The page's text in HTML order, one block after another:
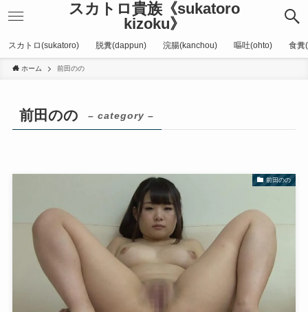
スカトロ貴族《sukatoro
kizoku》
スカトロ(sukatoro) 脱糞(dappun) 浣腸(kanchou) 嘔吐(ohto) 食糞
ホーム 前田のの
前田のの – category –
前田のの